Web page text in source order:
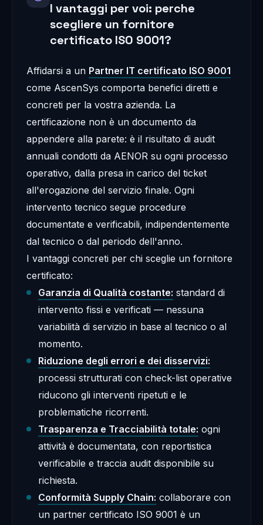
I vantaggi per voi: perche
scegliere un fornitore
certificato ISO 9001?
Affidarsi a un Partner IT certificato ISO 9001
come AscenSys comporta benefici diretti e
concreti per la vostra azienda. La
certificazione non è un documento da
appendere alla parete: è il risultato di audit
annuali condotti da AENOR su ogni processo
operativo, dalla presa in carico del ticket
all'erogazione del servizio finale. Ogni
intervento tecnico segue procedure
documentate e verificabili, indipendentemente
dal tecnico o dal periodo dell'anno.
I vantaggi concreti per chi sceglie un fornitore
certificato:
Garanzia di Qualità costante: standard di
intervento fissi e verificati — nessuna
variabilità di servizio in base al tecnico o al
momento.
Riduzione degli errori e dei disservizi:
processi strutturati con check-list operative
riducono gli interventi ripetuti e le
problematiche ricorrenti.
Trasparenza e Tracciabilità totale: ogni
attività è documentata, con reportistica
verificabile e traccia audit disponibile su
richiesta.
Conformità Supply Chain: collaborare con
un partner certificato ISO 9001 è un